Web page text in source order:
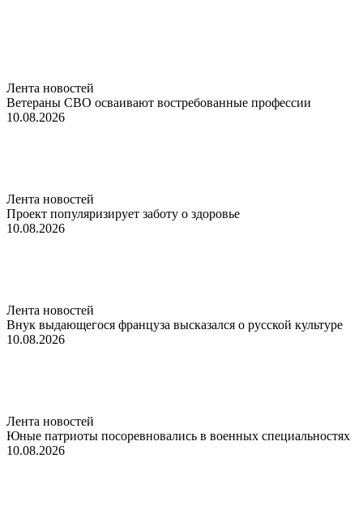
Лента новостей
Ветераны СВО осваивают востребованные профессии
10.08.2026
Лента новостей
Проект популяризирует заботу о здоровье
10.08.2026
Лента новостей
Внук выдающегося француза высказался о русской культуре
10.08.2026
Лента новостей
Юные патриоты посоревновались в военных специальностях
10.08.2026